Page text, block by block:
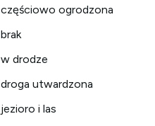
częściowo ogrodzona
brak
w drodze
droga utwardzona
jezioro i las